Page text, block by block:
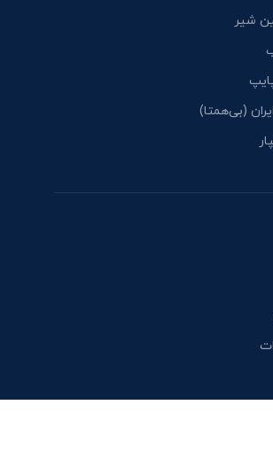
شیر
(بی‌همتا)